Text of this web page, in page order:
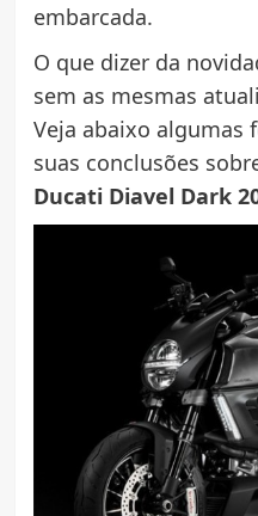
embarcada.
O que dizer da
sem as mesmas
Veja abaixo algumas
suas conclusões
Ducati Diavel Dark